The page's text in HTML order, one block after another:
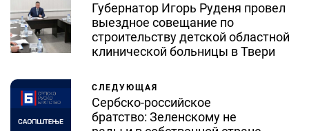
Губернатор Игорь Руденя провел
выездное совещание по
строительству детской областной
клинической больницы в Твери
СЛЕДУЮЩАЯ
Сербско-российское
братство: Зеленскому не